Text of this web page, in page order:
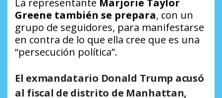
Greene también se prepara, con un
grupo de seguidores, para manifestarse
en contra de lo que ella cree que es una
“persecución política”.
El exmandatario Donald Trump acusó
al fiscal de distrito de Manhattan,